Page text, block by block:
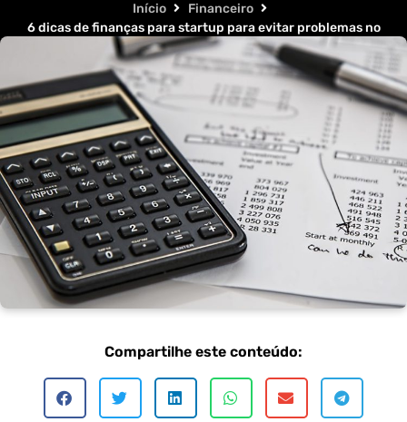
Início
Financeiro
6 dicas de finanças para startup para evitar problemas no
futuro
Compartilhe este conteúdo: